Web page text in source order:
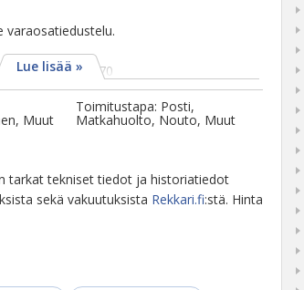
varaosatiedustelu.
Lue lisää »
Muut
Toimitustapa: Posti,
Matkahuolto, Nouto, Muut
tarkat tekniset tiedot ja historiatiedot
sekä vakuutuksista Rekkari.fi:stä. Hinta